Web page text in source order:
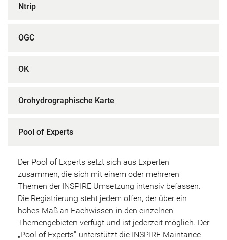
Ntrip
OGC
OK
Orohydrographische Karte
Pool of Experts
Der Pool of Experts setzt sich aus Experten
zusammen, die sich mit einem oder mehreren
Themen der INSPIRE Umsetzung intensiv befassen.
Die Registrierung steht jedem offen, der über ein
hohes Maß an Fachwissen in den einzelnen
Themengebieten verfügt und ist jederzeit möglich. Der
„Pool of Experts" unterstützt die INSPIRE Maintance